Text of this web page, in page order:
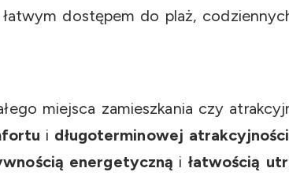
dostępem do plaż,
miejsca zamieszkania czy
i długoterminowej atrakcyjności
energetyczną i łatwością